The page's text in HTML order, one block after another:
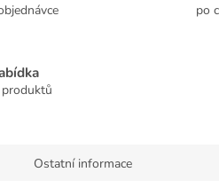
po
Ostatní informace